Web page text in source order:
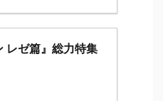
レゼ篇』総力特集